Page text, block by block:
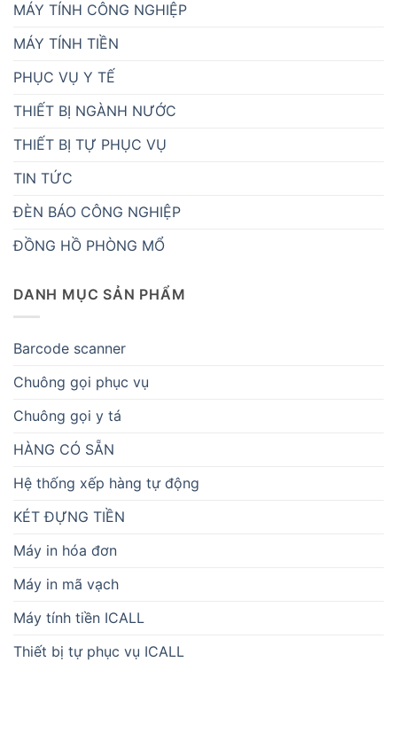
MÁY TÍNH CÔNG NGHIỆP
MÁY TÍNH TIỀN
PHỤC VỤ Y TẾ
THIẾT BỊ NGÀNH NƯỚC
THIẾT BỊ TỰ PHỤC VỤ
TIN TỨC
ĐÈN BÁO CÔNG NGHIỆP
ĐỒNG HỒ PHÒNG MỔ
DANH MỤC SẢN PHẨM
Barcode scanner
Chuông gọi phục vụ
Chuông gọi y tá
HÀNG CÓ SẴN
Hệ thống xếp hàng tự động
KÉT ĐỰNG TIỀN
Máy in hóa đơn
Máy in mã vạch
Máy tính tiền ICALL
Thiết bị tự phục vụ ICALL